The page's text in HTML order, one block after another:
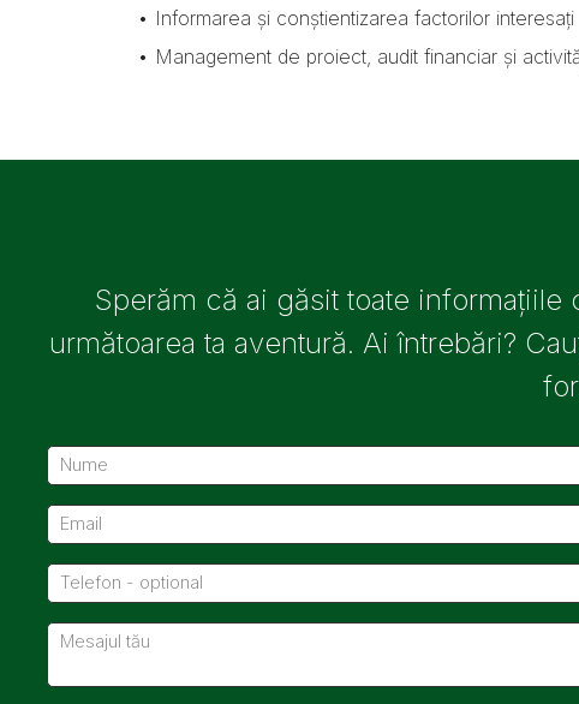
• Informarea și conștientizarea factorilor interesați
• Management de proiect, audit financiar și
Sperăm că ai găsit toate
următoarea ta aventură. Ai întrebări?